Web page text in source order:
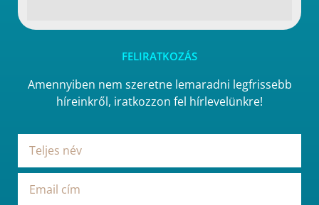
FELIRATKOZÁS
Amennyiben nem szeretne lemaradni legfrissebb
híreinkről, iratkozzon fel hírlevelünkre!